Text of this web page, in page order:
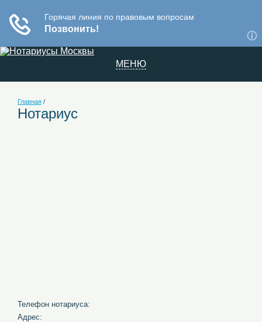
МЕНЮ
Главная /
Нотариус
Телефон нотариуса:
Адрес: